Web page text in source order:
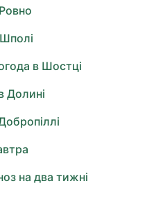
в Шостці
Долині
на два тижні